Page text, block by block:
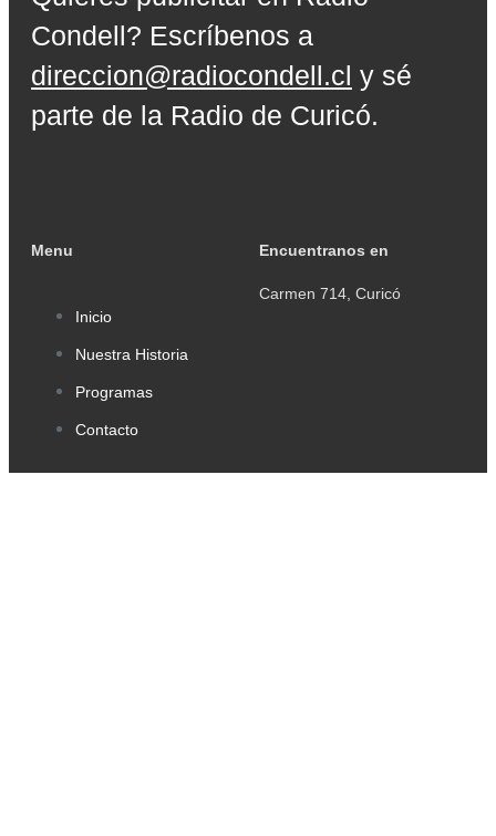
Condell? Escríbenos a
direccion@radiocondell.cl y sé
parte de la Radio de Curicó.
Menu
Inicio
Nuestra Historia
Programas
Contacto
Encuentranos en
Carmen 714, Curicó